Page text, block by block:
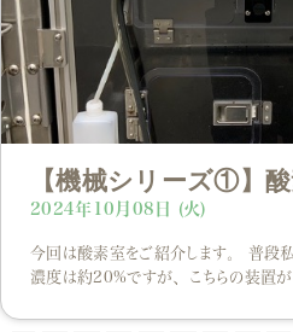
【機械シリーズ①】
2024年10月08日 (火)
今回は酸素室をご紹介します。 普段
濃度は約20%ですが、こちらの装置